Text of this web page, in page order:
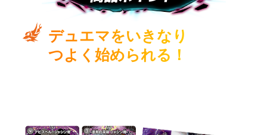
デュエマをいきなり
つよく始められる！